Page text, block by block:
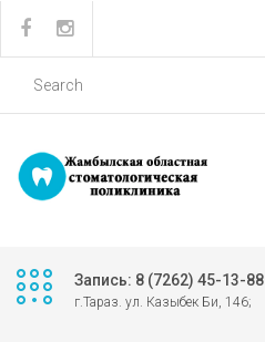
Запись: 8 (7262) 45-13-88
г.Тараз. ул. Казыбек Би, 146;